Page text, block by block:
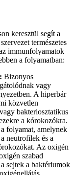
keresztül segít a
természetes
immunfolyamatok
a folyamatban:
Bizonyos
vagy
A hiperbár
közvetlen
bakteriosztatikus
a kórokozókra.
folyamat, amelynek
neutrofilek és a
Az oxigén
szabad
sejtek a baktériumok